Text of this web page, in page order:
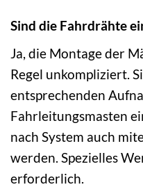
Sind die Fahrdrähte
Ja, die Montage der
Regel unkompliziert.
entsprechenden
Fahrleitungsmasten
nach System auch
werden. Spezielles
erforderlich.